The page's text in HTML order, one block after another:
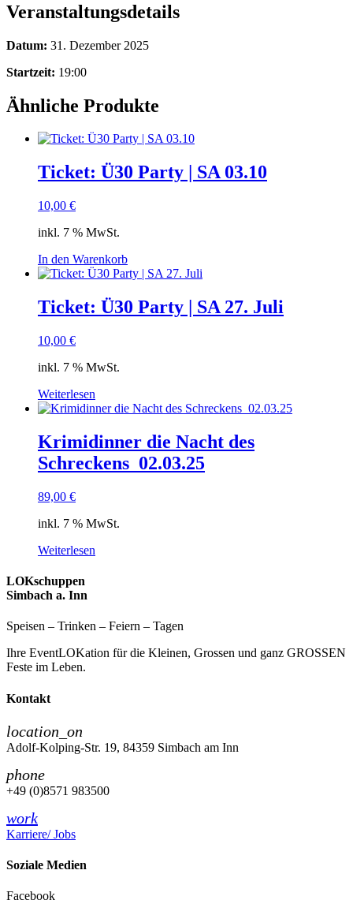
Veranstaltungsdetails
Datum: 31. Dezember 2025
Startzeit: 19:00
Ähnliche Produkte
Ticket: Ü30 Party | SA 03.10
10,00 €
inkl. 7 % MwSt.
In den Warenkorb
Ticket: Ü30 Party | SA 27. Juli
10,00 €
inkl. 7 % MwSt.
Weiterlesen
Krimidinner die Nacht des
Schreckens_02.03.25
89,00 €
inkl. 7 % MwSt.
Weiterlesen
LOKschuppen
Simbach a. Inn
Speisen – Trinken – Feiern – Tagen
Ihre EventLOKation für die Kleinen, Grossen und ganz GROSSEN
Feste im Leben.
Kontakt
location_on
Adolf-Kolping-Str. 19, 84359 Simbach am Inn
phone
+49 (0)8571 983500
work
Karriere/ Jobs
Soziale Medien
Facebook